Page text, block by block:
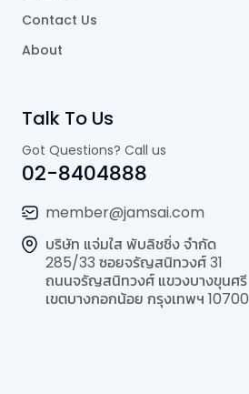
Contact Us
About
Talk To Us
Got Questions? Call us
02-8404888
member@jamsai.com
บริษัท แจ่มใส พับลิชชิ่ง จำกัด
285/33 ซอยจรัญสนิทวงศ์ 31
ถนนจรัญสนิทวงศ์ แขวงบางขุนศรี
เขตบางกอกน้อย กรุงเทพฯ 10700